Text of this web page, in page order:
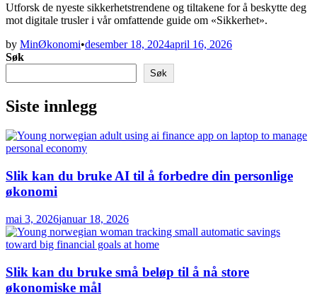
Utforsk de nyeste sikkerhetstrendene og tiltakene for å beskytte deg
mot digitale trusler i vår omfattende guide om «Sikkerhet».
by MinØkonomi•desember 18, 2024april 16, 2026
Søk
Søk
Siste innlegg
Slik kan du bruke AI til å forbedre din personlige
økonomi
mai 3, 2026januar 18, 2026
Slik kan du bruke små beløp til å nå store
økonomiske mål